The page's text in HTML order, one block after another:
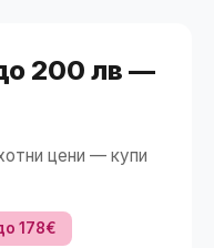
200 лв —
цени — купи
178€